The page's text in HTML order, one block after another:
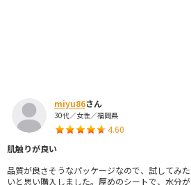
miyu86さん
30代／女性／福岡県
4.60
肌触りが良い
品質が良さそうなパッケージなので、試してみた
いと思い購入しました。厚めのシートで、水分が